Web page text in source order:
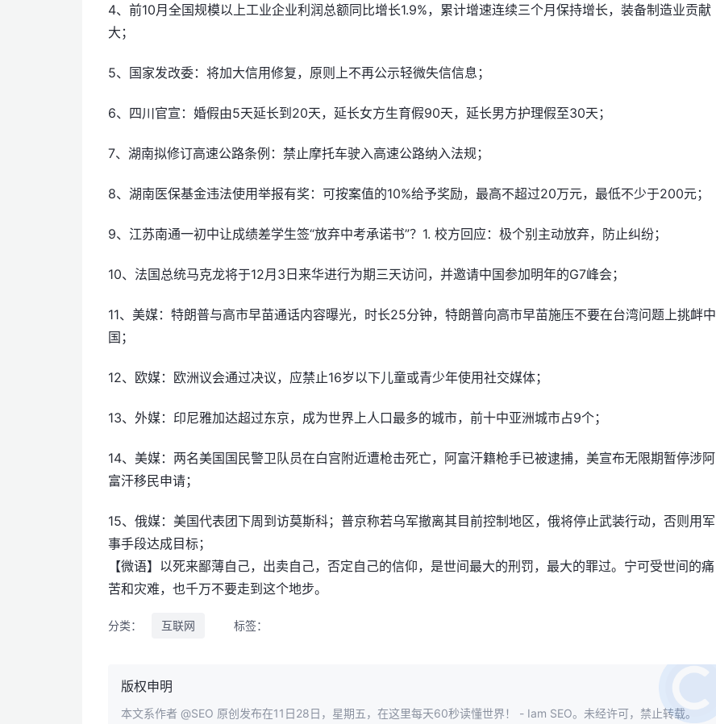
4、前10月全国规模以上工业企业利润总额同比增长1.9%，累计增速连续三个月保持增长，装备制造业贡献
大；
5、国家发改委：将加大信用修复，原则上不再公示轻微失信信息；
6、四川官宣：婚假由5天延长到20天，延长女方生育假90天，延长男方护理假至30天；
7、湖南拟修订高速公路条例：禁止摩托车驶入高速公路纳入法规；
8、湖南医保基金违法使用举报有奖：可按案值的10%给予奖励，最高不超过20万元，最低不少于200元；
9、江苏南通一初中让成绩差学生签“放弃中考承诺书”？1. 校方回应：极个别主动放弃，防止纠纷；
10、法国总统马克龙将于12月3日来华进行为期三天访问，并邀请中国参加明年的G7峰会；
11、美媒：特朗普与高市早苗通话内容曝光，时长25分钟，特朗普向高市早苗施压不要在台湾问题上挑衅中
国；
12、欧媒：欧洲议会通过决议，应禁止16岁以下儿童或青少年使用社交媒体；
13、外媒：印尼雅加达超过东京，成为世界上人口最多的城市，前十中亚洲城市占9个；
14、美媒：两名美国国民警卫队员在白宫附近遭枪击死亡，阿富汗籍枪手已被逮捕，美宣布无限期暂停涉阿
富汗移民申请；
15、俄媒：美国代表团下周到访莫斯科；普京称若乌军撤离其目前控制地区，俄将停止武装行动，否则用军
事手段达成目标；
【微语】以死来鄙薄自己，出卖自己，否定自己的信仰，是世间最大的刑罚，最大的罪过。宁可受世间的痛
苦和灾难，也千万不要走到这个地步。
分类： 互联网 标签：
版权申明
本文系作者 @SEO 原创发布在11日28日，星期五，在这里每天60秒读懂世界！ - Iam SEO。未经许可，禁止转载。